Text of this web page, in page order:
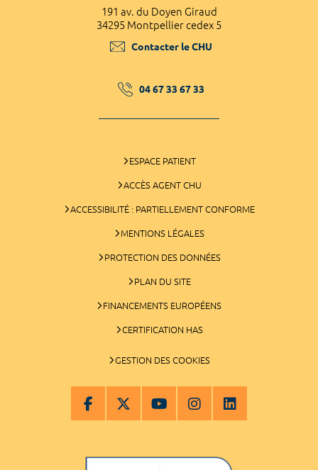
191 av. du Doyen Giraud
34295 Montpellier cedex 5
Contacter le CHU
04 67 33 67 33
ESPACE PATIENT
ACCÈS AGENT CHU
ACCESSIBILITÉ : PARTIELLEMENT CONFORME
MENTIONS LÉGALES
PROTECTION DES DONNÉES
PLAN DU SITE
FINANCEMENTS EUROPÉENS
CERTIFICATION HAS
GESTION DES COOKIES